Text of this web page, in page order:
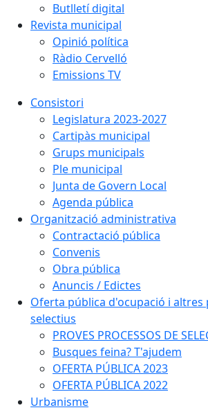
Butlletí digital
Revista municipal
Opinió política
Ràdio Cervelló
Emissions TV
Consistori
Legislatura 2023-2027
Cartipàs municipal
Grups municipals
Ple municipal
Junta de Govern Local
Agenda pública
Organització administrativa
Contractació pública
Convenis
Obra pública
Anuncis / Edictes
Oferta pública d'ocupació i altres
selectius
PROVES PROCESSOS DE
Busques feina? T'ajudem
OFERTA PÚBLICA 2023
OFERTA PÚBLICA 2022
Urbanisme